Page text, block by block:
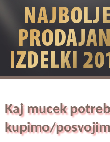
Kaj mucek
kupimo/